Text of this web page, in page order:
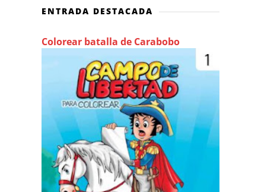
ENTRADA DESTACADA
Colorear batalla de Carabobo